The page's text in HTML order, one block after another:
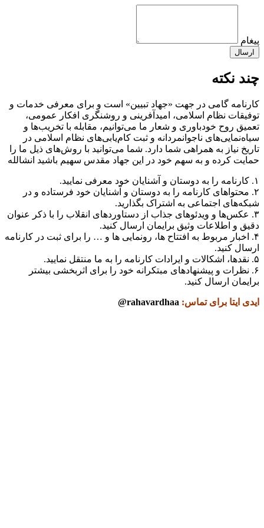
پیغام
ارسال
چند نکته
کارنامه گامی در جهت «جهاد تبیین» است و برای معرفی خدمات و
توفیقات نظام اسلامی، امیدآفرینی و روشنگری افکار عمومی،
تعمیق روح خودباوری و شعار ما می‌توانیم، مقابله با تخریب‌ها و
سیاه‌نمایی‌های ناجوانمردانه و ثبت کام‌یابی‌های نظام اسلامی در
تاریخ نیاز به همراهی شما دارد. شما می‌توانید با روش‌های ذیل ما را
حمایت کرده و به سهم خود در این جهاد مقدس سهیم باشید انشالله
۱. کارنامه را به دوستان و آشنایان خود معرفی نمایید.
۲. محتواهای کارنامه را به دوستان و آشنایان خود فرستاده و در
شبکه‌های اجتماعی به اشتراک بگذارید.
۳. عکس‌ها و ویدئوهای جذاب از دستاوردهای انقلاب را با ذکر عنوان
دقیق و اطلاعات وثیق برایمان ارسال کنید.
۴. اخبار مربوط به افتتاح ها، رونمایی ها و … را برای ثبت در کارنامه
ارسال کنید.
۵. نقدها، اشکالات و ایرادات کارنامه را به ما منتقل نمایید.
۶. نظرات و پیشنهادهای مبتکرانه خود را برای اثربخشی بیشتر
برایمان ارسال کنید.
ایدی ایتا برای تماس: rahavardhaa@